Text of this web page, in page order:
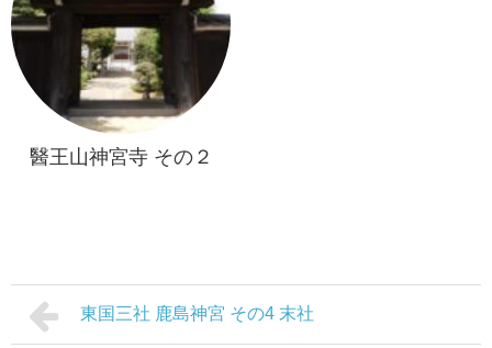
醫王山神宮寺 その２
東国三社 鹿島神宮 その4 末社